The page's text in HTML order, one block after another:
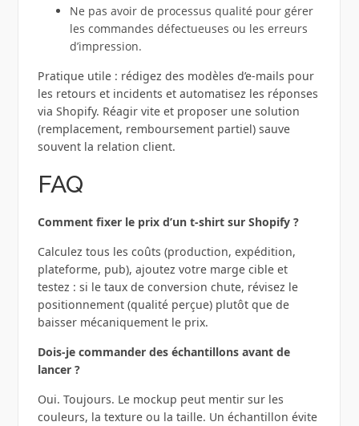
Ne pas avoir de processus qualité pour gérer
les commandes défectueuses ou les erreurs
d’impression.
Pratique utile : rédigez des modèles d’e‑mails pour
les retours et incidents et automatisez les réponses
via Shopify. Réagir vite et proposer une solution
(remplacement, remboursement partiel) sauve
souvent la relation client.
FAQ
Comment fixer le prix d’un t‑shirt sur Shopify ?
Calculez tous les coûts (production, expédition,
plateforme, pub), ajoutez votre marge cible et
testez : si le taux de conversion chute, révisez le
positionnement (qualité perçue) plutôt que de
baisser mécaniquement le prix.
Dois‑je commander des échantillons avant de
lancer ?
Oui. Toujours. Le mockup peut mentir sur les
couleurs, la texture ou la taille. Un échantillon évite